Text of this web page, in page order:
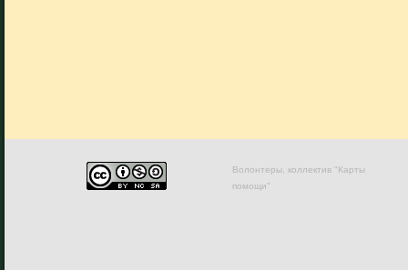
Волонтеры, коллектив "Карты
помощи"